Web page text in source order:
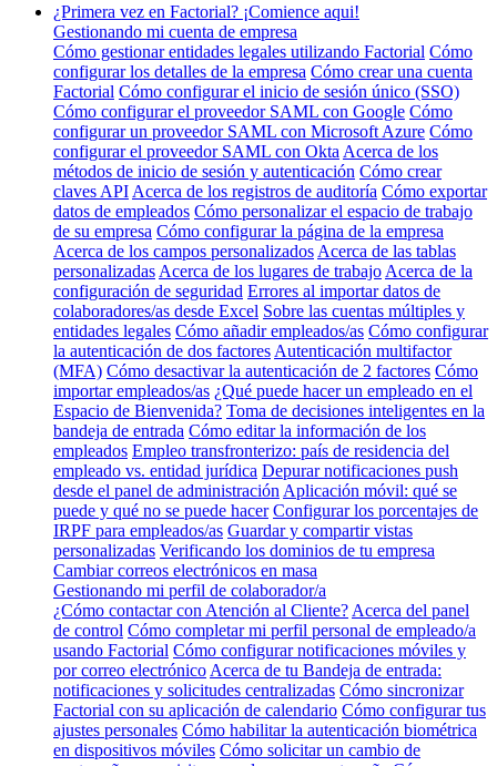
¿Primera vez en Factorial? ¡Comience aqui!
Gestionando mi cuenta de empresa
Cómo gestionar entidades legales utilizando Factorial Cómo
configurar los detalles de la empresa Cómo crear una cuenta
Factorial Cómo configurar el inicio de sesión único (SSO)
Cómo configurar el proveedor SAML con Google Cómo
configurar un proveedor SAML con Microsoft Azure Cómo
configurar el proveedor SAML con Okta Acerca de los
métodos de inicio de sesión y autenticación Cómo crear
claves API Acerca de los registros de auditoría Cómo exportar
datos de empleados Cómo personalizar el espacio de trabajo
de su empresa Cómo configurar la página de la empresa
Acerca de los campos personalizados Acerca de las tablas
personalizadas Acerca de los lugares de trabajo Acerca de la
configuración de seguridad Errores al importar datos de
colaboradores/as desde Excel Sobre las cuentas múltiples y
entidades legales Cómo añadir empleados/as Cómo configurar
la autenticación de dos factores Autenticación multifactor
(MFA) Cómo desactivar la autenticación de 2 factores Cómo
importar empleados/as ¿Qué puede hacer un empleado en el
Espacio de Bienvenida? Toma de decisiones inteligentes en la
bandeja de entrada Cómo editar la información de los
empleados Empleo transfronterizo: país de residencia del
empleado vs. entidad jurídica Depurar notificaciones push
desde el panel de administración Aplicación móvil: qué se
puede y qué no se puede hacer Configurar los porcentajes de
IRPF para empleados/as Guardar y compartir vistas
personalizadas Verificando los dominios de tu empresa
Cambiar correos electrónicos en masa
Gestionando mi perfil de colaborador/a
¿Cómo contactar con Atención al Cliente? Acerca del panel
de control Cómo completar mi perfil personal de empleado/a
usando Factorial Cómo configurar notificaciones móviles y
por correo electrónico Acerca de tu Bandeja de entrada:
notificaciones y solicitudes centralizadas Cómo sincronizar
Factorial con su aplicación de calendario Cómo configurar tus
ajustes personales Cómo habilitar la autenticación biométrica
en dispositivos móviles Cómo solicitar un cambio de